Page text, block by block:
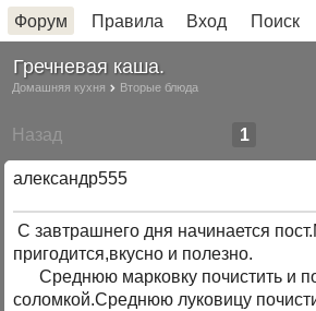
Форум Правила Вход Поиск
Гречневая каша.
Домашняя кухня Вторые блюда
Назад 1
александр555
С завтрашнего дня начинается
пригодится,вкусно и полезно.
Среднюю марковку почистить и
соломкой.Среднюю луковицу